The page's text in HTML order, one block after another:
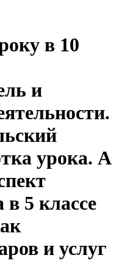
в 10
и
урока. А
5 классе
и услуг